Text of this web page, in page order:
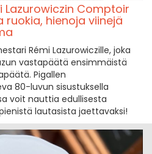
Lazurowiczin Comptoir
ruokia, hienoja viinejä
Rémi Lazurowiczille, joka
vastapäätä ensimmäistä
Pigallen
80-luvun sisustuksella
voit nauttia edullisesta
lautasista jaettavaksi!